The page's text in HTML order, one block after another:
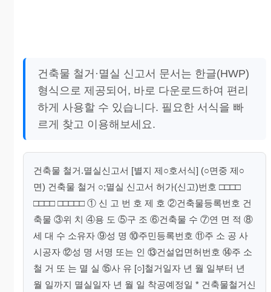
건축물 철거·멸실 신고서 문서는 한글(HWP)
형식으로 제공되어, 바로 다운로드하여 편리
하게 사용할 수 있습니다. 필요한 서식을 빠
르게 찾고 이용해보세요.
건축물 철거.멸실신고서 [별지 제○호서식] (○면중 제○
면) 건축물 철거 ○;멸실 신고서 허가(신고)번호 □□□□
□□□□ □□□□□ ① 신 고 번 호 제 호 ②건축물등록번호 건
축물 ③위 치 ④용 도 ⑤구 조 ⑥건축물 수 ⑦연 면 적 ⑧
세 대 수 소유자 ⑨성 명 ⑩주민등록번호 ⑪주 소 공 사
시공자 ⑫성 명 서명 또는 인 ⑬건설업면허번호 ⑭주 소
철 거 또 는 멸 실 ⑮사 유 [○]철거일자 년 월 일부터 년
월 일까지 멸실일자 년 월 일 착공예정일 * 건축물철거신